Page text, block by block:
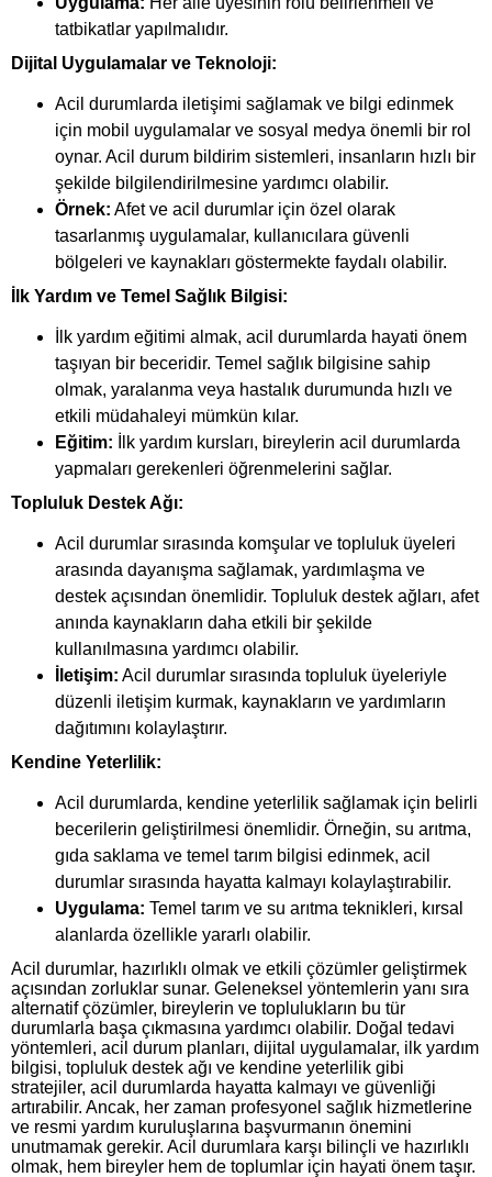
tatbikatlar yapılmalıdır.
Dijital Uygulamalar ve Teknoloji:
Acil durumlarda iletişimi sağlamak ve bilgi edinmek
için mobil uygulamalar ve sosyal medya önemli bir rol
oynar. Acil durum bildirim sistemleri, insanların hızlı bir
şekilde bilgilendirilmesine yardımcı olabilir.
Örnek: Afet ve acil durumlar için özel olarak
tasarlanmış uygulamalar, kullanıcılara güvenli
bölgeleri ve kaynakları göstermekte faydalı olabilir.
İlk Yardım ve Temel Sağlık Bilgisi:
İlk yardım eğitimi almak, acil durumlarda hayati önem
taşıyan bir beceridir. Temel sağlık bilgisine sahip
olmak, yaralanma veya hastalık durumunda hızlı ve
etkili müdahaleyi mümkün kılar.
Eğitim: İlk yardım kursları, bireylerin acil durumlarda
yapmaları gerekenleri öğrenmelerini sağlar.
Topluluk Destek Ağı:
Acil durumlar sırasında komşular ve topluluk üyeleri
arasında dayanışma sağlamak, yardımlaşma ve
destek açısından önemlidir. Topluluk destek ağları, afet
anında kaynakların daha etkili bir şekilde
kullanılmasına yardımcı olabilir.
İletişim: Acil durumlar sırasında topluluk üyeleriyle
düzenli iletişim kurmak, kaynakların ve yardımların
dağıtımını kolaylaştırır.
Kendine Yeterlilik:
Acil durumlarda, kendine yeterlilik sağlamak için belirli
becerilerin geliştirilmesi önemlidir. Örneğin, su arıtma,
gıda saklama ve temel tarım bilgisi edinmek, acil
durumlar sırasında hayatta kalmayı kolaylaştırabilir.
Uygulama: Temel tarım ve su arıtma teknikleri, kırsal
alanlarda özellikle yararlı olabilir.
Acil durumlar, hazırlıklı olmak ve etkili çözümler geliştirmek
açısından zorluklar sunar. Geleneksel yöntemlerin yanı sıra
alternatif çözümler, bireylerin ve toplulukların bu tür
durumlarla başa çıkmasına yardımcı olabilir. Doğal tedavi
yöntemleri, acil durum planları, dijital uygulamalar, ilk yardım
bilgisi, topluluk destek ağı ve kendine yeterlilik gibi
stratejiler, acil durumlarda hayatta kalmayı ve güvenliği
artırabilir. Ancak, her zaman profesyonel sağlık hizmetlerine
ve resmi yardım kuruluşlarına başvurmanın önemini
unutmamak gerekir. Acil durumlara karşı bilinçli ve hazırlıklı
olmak, hem bireyler hem de toplumlar için hayati önem taşır.